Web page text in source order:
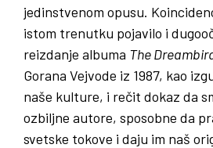
jedinstvenom opusu.
istom trenutku pojavilo i
reizdanje albuma The
Gorana Vejvode iz 1987, kao
naše kulture, i rečit dokaz da
ozbiljne autore, sposobne da
svetske tokove i daju im naš